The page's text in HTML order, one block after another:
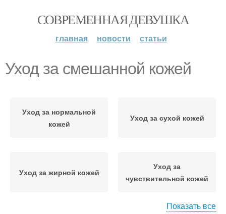
СОВРЕМЕННАЯ ДЕВУШКА
главная новости статьи
Уход за смешанной кожей
Уход за нормальной
кожей
Уход за сухой кожей
Уход за жирной кожей
Уход за
чувствительной кожей
Показать все